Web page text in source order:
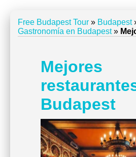
Free Budapest Tour » Budapest
Gastronomía en Budapest»
Mejores
Budapest